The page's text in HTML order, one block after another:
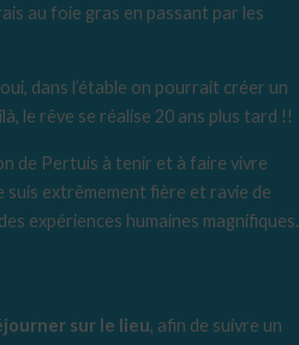
au foie gras en passant par les
dans l’étable on pourrait créer un
le rêve se réalise 20 ans plus tard !!
de Pertuis à tenir et à faire vivre
suis extrêmement fière et ravie de
expériences humaines magnifiques.
sur le lieu, afin de suivre un